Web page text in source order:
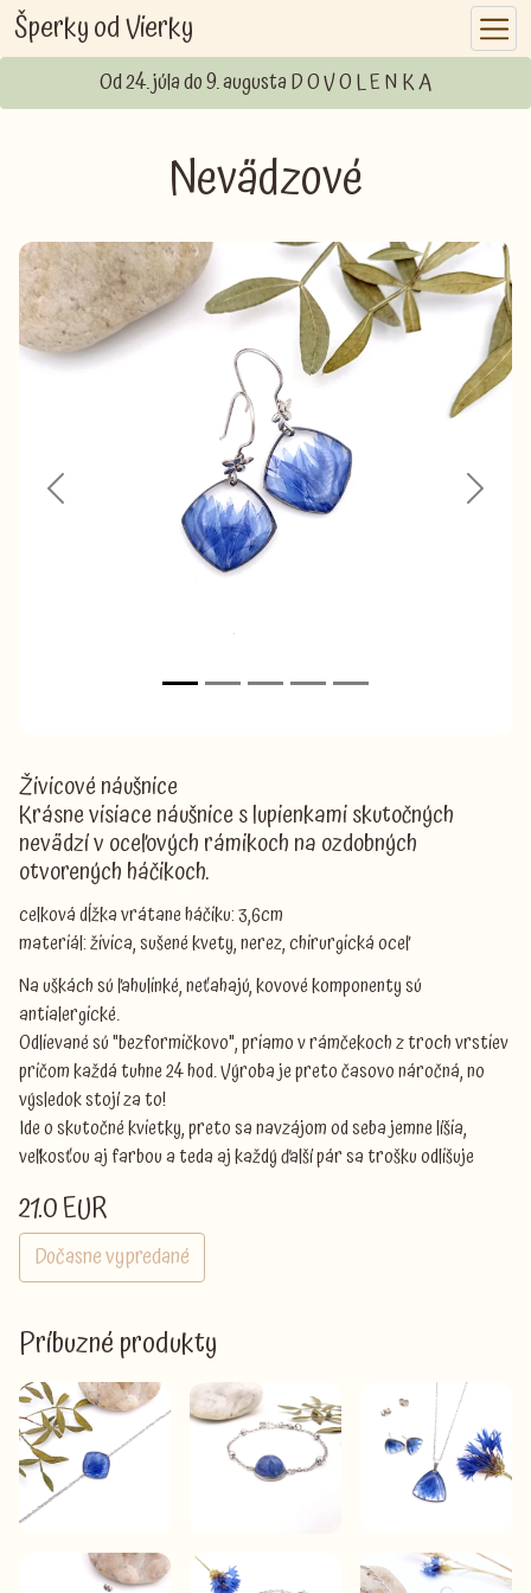
Šperky od Vierky
Od 24. júla do 9. augusta D O V O L E N K A
Nevädzové
Previous Next
Živicové náušnice
Krásne visiace náušnice s lupienkami skutočných
nevädzí v oceľových rámikoch na ozdobných
otvorených háčikoch.
celková dĺžka vrátane háčiku: 3,6cm
materiál: živica, sušené kvety, nerez, chirurgická oceľ
Na uškách sú ľahulinké, neťahajú, kovové komponenty sú
antialergické.
Odlievané sú "bezformičkovo", priamo v rámčekoch z troch vrstiev
pričom každá tuhne 24 hod. Výroba je preto časovo náročná, no
výsledok stojí za to!
Ide o skutočné kvietky, preto sa navzájom od seba jemne líšia,
veľkosťou aj farbou a teda aj každý ďalší pár sa trošku odlišuje
21.0 EUR
Dočasne vypredané
Príbuzné produkty